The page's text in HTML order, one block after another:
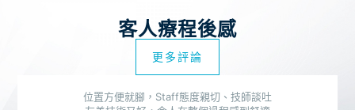
客人療程後感
更多評論